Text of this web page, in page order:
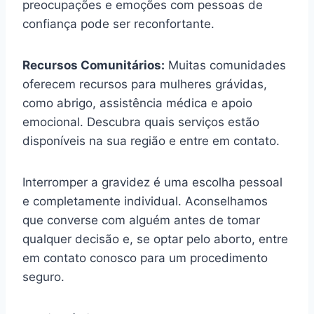
preocupações e emoções com pessoas de
confiança pode ser reconfortante.
Recursos Comunitários: Muitas comunidades
oferecem recursos para mulheres grávidas,
como abrigo, assistência médica e apoio
emocional. Descubra quais serviços estão
disponíveis na sua região e entre em contato.
Interromper a gravidez é uma escolha pessoal
e completamente individual. Aconselhamos
que converse com alguém antes de tomar
qualquer decisão e, se optar pelo aborto, entre
em contato conosco para um procedimento
seguro.